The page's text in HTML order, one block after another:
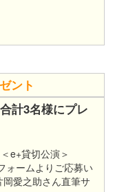
ント
計3名様にプレ
e+貸切公演＞
ォームよりご応募い
愛之助さん直筆サ